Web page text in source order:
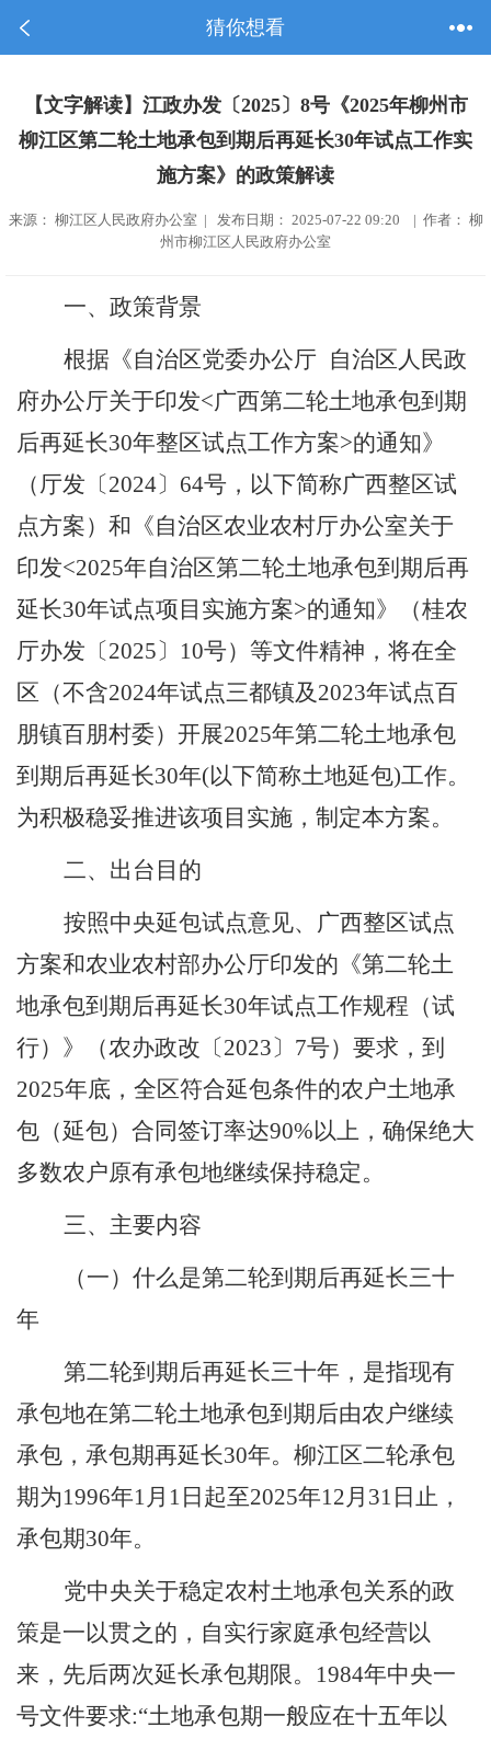
猜你想看
【文字解读】江政办发〔2025〕8号《2025年柳州市
柳江区第二轮土地承包到期后再延长30年试点工作实
施方案》的政策解读
来源： 柳江区人民政府办公室 | 发布日期： 2025-07-22 09:20 | 作者： 柳
州市柳江区人民政府办公室
一、政策背景
根据《自治区党委办公厅 自治区人民政
府办公厅关于印发<广西第二轮土地承包到期
后再延长30年整区试点工作方案>的通知》
（厅发 〔2024〕 64号，以下简称广西整区试
点方案） 和《自治区农业农村厅办公室关于
印发<2025年自治区第二轮土地承包到期后再
延长30年试点项目实施方案>的通知》（桂农
厅办发 〔2025〕 10号） 等文件精神，将在全
区（不含2024年试点三都镇及 2023年试点百
朋镇百朋村委）开展2025年第二轮土地承包
到期后再延长30年(以下简称土地延包)工作。
为积极稳妥推进该项目实施，制定本方案。
二、出台目的
按照中央延包试点意见、广西整区试点
方案和农业农村部办公厅印发的《第二轮土
地承包到期后再延长30年试点工作规程 （试
行） 》 （农办政改 〔2023〕 7号） 要求，到
2025年底，全区符合延包条件的农户土地承
包 （延包） 合同签订率达90%以上，确保绝大
多数农户原有承包地继续保持稳定。
三、主要内容
（一）什么是第二轮到期后再延长三十
年
第二轮到期后再延长三十年，是指现有
承包地在第二轮土地承包到期后由农户继续
承包，承包期再延长30年。柳江区二轮承包
期为1996年1月 1 日起至2025年12月 31 日止，
承包期30年。
党中央关于稳定农村土地承包关系的政
策是一以贯之的，自实行家庭承包经营以
来，先后两次延长承包期限。 1984年中央一
号文件要求:“土地承包期一般应在十五年以